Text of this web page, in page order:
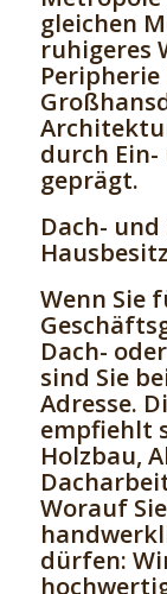
gleichen
ruhigeres
durch
geprägt.
Dach-
Wenn Sie
Dach-
sind Sie
Adresse.
empfiehlt
Holzbau,
Worauf
dürfen: